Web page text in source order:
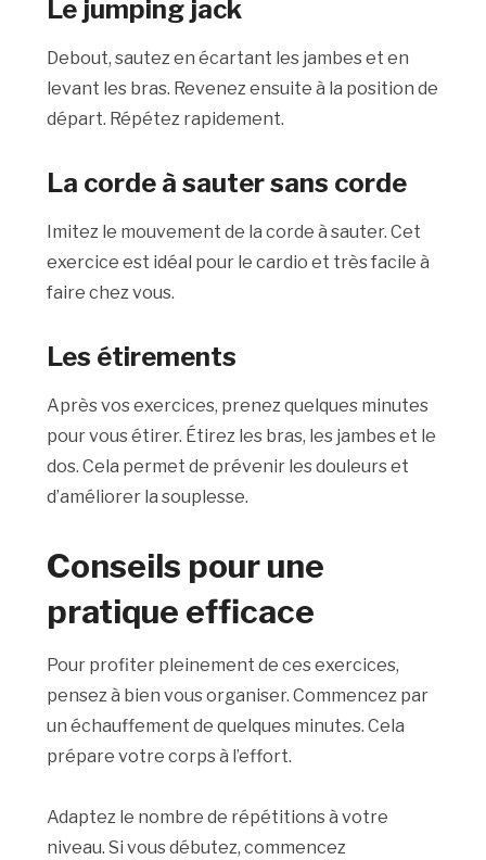
Le jumping jack
Debout, sautez en écartant les jambes et en
levant les bras. Revenez ensuite à la position de
départ. Répétez rapidement.
La corde à sauter sans corde
Imitez le mouvement de la corde à sauter. Cet
exercice est idéal pour le cardio et très facile à
faire chez vous.
Les étirements
Après vos exercices, prenez quelques minutes
pour vous étirer. Étirez les bras, les jambes et le
dos. Cela permet de prévenir les douleurs et
d’améliorer la souplesse.
Conseils pour une
pratique efficace
Pour profiter pleinement de ces exercices,
pensez à bien vous organiser. Commencez par
un échauffement de quelques minutes. Cela
prépare votre corps à l’effort.
Adaptez le nombre de répétitions à votre
niveau. Si vous débutez, commencez